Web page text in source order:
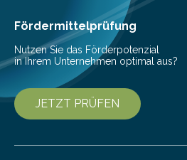
Cyberagentur organisiert am 25.
bis 16:00 Uhr, ein virtuelles
Forschungsprogramm
Fördermittelprüfung
Nutzen Sie das Förderpotenzial
in Ihrem Unternehmen optimal aus?
JETZT PRÜFEN